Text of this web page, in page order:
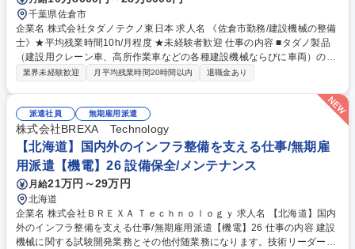
千葉県佐倉市
企業名 株式会社タダノテクノ東日本 求人名 《佐倉市勤務/建設機械の整備
士》★平均残業時間10h/月程度 ★未経験者歓迎 仕事の内容 ■タダノ製品
（建設用クレーン車、高所作業車などの各種建設機械ならびに車両）の修
理・調整対応などメンテナンス業務全般。自社工場における定期点検や保
を事前に予防する方法の確立や、納車時の顧客への使用方法説明などビフ
ォアーサービス、ユーザー支援にも携わります。 ◎加えて、お客様からの
要望や使い勝手、自身で感じた改善点などをメーカー側に伝え、次の製品
開発に活かす情報を届ける役割もあります。 ◎メーカー主催の技術講習や
公的資格取得に向けた外部セミナーへの参加など、社員のスキルアップを
積極的に応援しています。 募集職種 《佐倉市勤務/建設機械の整備士》★
平均残業時間10h/月程度 ★未経験者歓迎
業界未経験歓迎 月平均残業時間20時間以内 退職金あり
派遣社員 無期雇用派遣
株式会社BREXA Technology
【北海道】国内外のインフラ整備を支える仕事/無期雇
用派遣【機電】26 設備保全/メンテナンス
月給21万円～29万円
北海道
企業名 株式会社ＢＲＥＸＡ Ｔｅｃｈｎｏｌｏｇｙ 求人名 【北海道】国内
外のインフラ整備を支える仕事/無期雇用派遣【機電】26 仕事の内容 建設
機械に関する試験開発業務とその他付随業務になります。技術リーダーや